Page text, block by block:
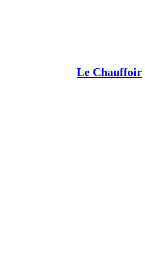
Le Chauffoir